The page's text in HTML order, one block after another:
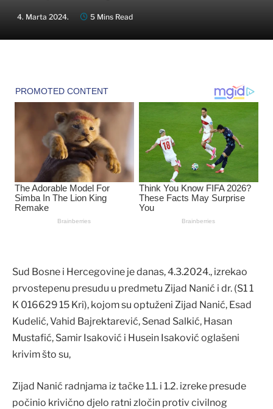
4. Marta 2024. 5 Mins Read
Sud Bosne i Hercegovine je danas, 4.3.2024., izrekao
prvostepenu presudu u predmetu Zijad Nanić i dr. (S1 1
K 016629 15 Kri), kojom su optuženi Zijad Nanić, Esad
Kudelić, Vahid Bajrektarević, Senad Salkić, Hasan
Mustafić, Samir Isaković i Husein Isaković oglašeni
krivim što su,
Zijad Nanić radnjama iz tačke 1.1. i 1.2. izreke presude
počinio krivično djelo ratni zločin protiv civilnog